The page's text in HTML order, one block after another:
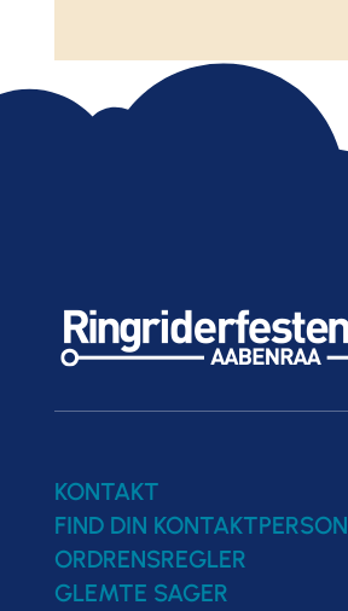
KONTAKT
FIND DIN KONTAKTPERSON
ORDRENSREGLER
GLEMTE SAGER